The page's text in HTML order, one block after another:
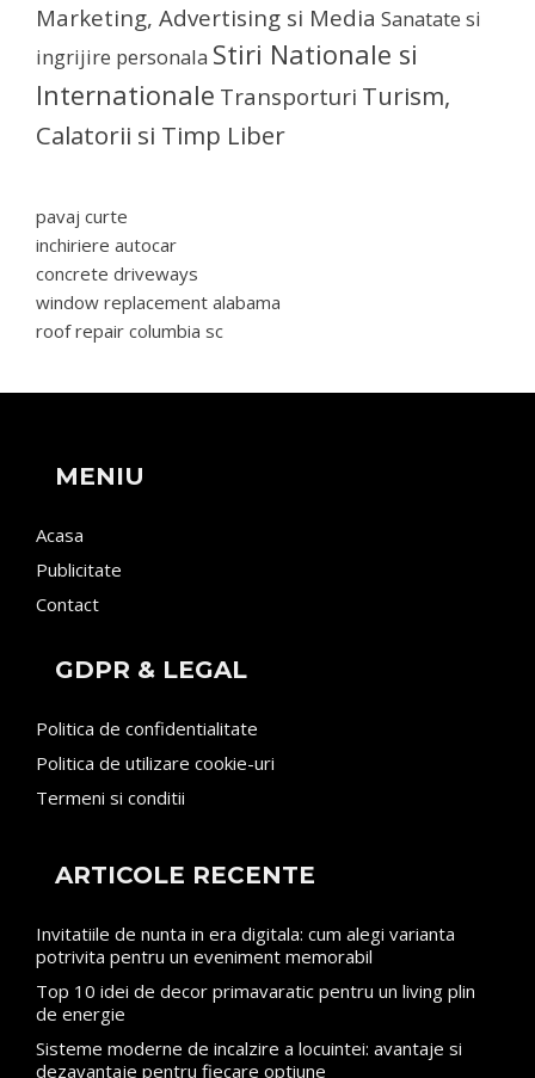
Marketing, Advertising si Media Sanatate si
ingrijire personala Stiri Nationale si
Internationale Transporturi Turism,
Calatorii si Timp Liber
pavaj curte
inchiriere autocar
concrete driveways
window replacement alabama
roof repair columbia sc
MENIU
Acasa
Publicitate
Contact
GDPR & LEGAL
Politica de confidentialitate
Politica de utilizare cookie-uri
Termeni si conditii
ARTICOLE RECENTE
Invitatiile de nunta in era digitala: cum alegi varianta
potrivita pentru un eveniment memorabil
Top 10 idei de decor primavaratic pentru un living plin
de energie
Sisteme moderne de incalzire a locuintei: avantaje si
dezavantaje pentru fiecare optiune